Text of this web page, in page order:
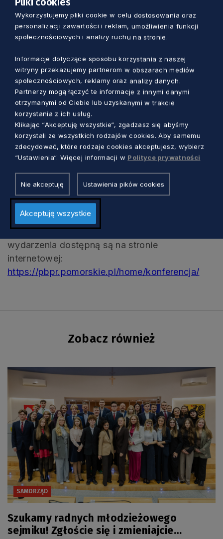
poświęcony nauczaniu o krajobrazie na
różnych kierunkach studiów i w różnym ujęciu.
W panelu otwierającym ten dzień wezmą udział
i odpowiadające im kierunki kształcenia:
architekturę, architekturę krajobrazu, sztuki
piękne, geografię i gospodarkę przestrzenną.
Pozwoli to na szerokie i różnorodne ujęcie
tematyki edukacji krajobrazowej i miejsca
krajobrazu w edukacji zawodowej. Następnie
odbędą się sesje referatowe w trzech panelach:
Krajobraz w nauce, Krajobraz w praktyce i
Do pobrania:program konferencji(pdf. 875
KB)
Szczegółowe informacje dotyczące tego
wydarzenia dostępną są na stronie
internetowej:
https://pbpr.pomorskie.pl/home/konferencja/
Zobacz również
SAMORZĄD
Szukamy radnych młodzieżowego
sejmiku! Zgłoście się i zmieniajcie
Wykorzystujemy pliki cookie w celu dostosowania oraz
personalizacji zawartości i reklam, umożliwienia funkcji
społecznościowych i analizy ruchu na stronie.
Informacje dotyczące sposobu korzystania z naszej
witryny przekazujemy partnerom w obszarach mediów
społecznościowych, reklamy oraz analizy danych.
Partnerzy mogą łączyć te informacje z innymi danymi
otrzymanymi od Ciebie lub uzyskanymi w trakcie
korzystania z ich usług.
Klikając “Akceptuję wszystkie“, zgadzasz się abyśmy
korzystali ze wszystkich rodzajów cookies. Aby samemu
zdecydować, które rodzaje cookies akceptujesz, wybierz
“Ustawienia“. Więcej informacji w Polityce prywatności
Nie akceptuję Ustawienia pików cookies
Akceptuję wszystkie